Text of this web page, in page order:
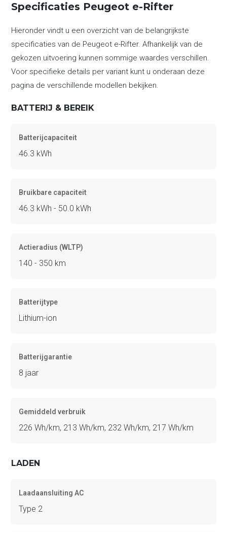
Specificaties Peugeot e-Rifter
Hieronder vindt u een overzicht van de belangrijkste
specificaties van de Peugeot e-Rifter. Afhankelijk van de
gekozen uitvoering kunnen sommige waardes verschillen.
Voor specifieke details per variant kunt u onderaan deze
pagina de verschillende modellen bekijken.
BATTERIJ & BEREIK
Batterijcapaciteit
46.3 kWh
Bruikbare capaciteit
46.3 kWh - 50.0 kWh
Actieradius (WLTP)
140 - 350 km
Batterijtype
Lithium-ion
Batterijgarantie
8 jaar
Gemiddeld verbruik
226 Wh/km, 213 Wh/km, 232 Wh/km, 217 Wh/km
LADEN
Laadaansluiting AC
Type 2